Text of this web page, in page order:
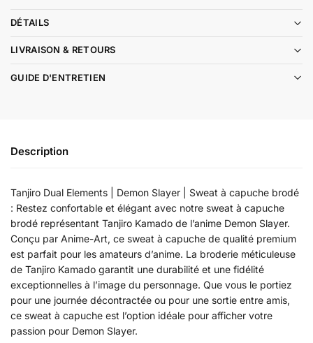
DÉTAILS
LIVRAISON & RETOURS
GUIDE D'ENTRETIEN
Description
Tanjiro Dual Elements | Demon Slayer | Sweat à capuche brodé
: Restez confortable et élégant avec notre sweat à capuche
brodé représentant Tanjiro Kamado de l’anime Demon Slayer.
Conçu par Anime-Art, ce sweat à capuche de qualité premium
est parfait pour les amateurs d’anime. La broderie méticuleuse
de Tanjiro Kamado garantit une durabilité et une fidélité
exceptionnelles à l’image du personnage. Que vous le portiez
pour une journée décontractée ou pour une sortie entre amis,
ce sweat à capuche est l’option idéale pour afficher votre
passion pour Demon Slayer.